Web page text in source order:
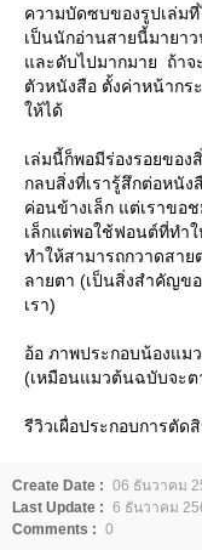
ความบัดซบของรูปเล่มที่
เป็นนักอ่านสายนี้มายา
ละดับไปมากมาย ถ้าจ
ตัวหนังสือ ตั้งค่าหน้ากร
ห้ได้
เล่มนี้ก็พอมีร่องรอยของ
กลบสิ่งที่เรารู้สึกต่อหนัง
ค่อนข้างเล็ก แต่เราขอ
เล็กแต่พอใช้ฟอนต์ที่ทำ
ทำให้สามารถกวาดสาย
ลายตา (เป็นสิ่งสำคัญข
เรา)
อ้อ ภาพประกอบน้องแม
(เหมือนแมวต้นฉบับจะต
รีวิวเผื่อประกอบการตัด
Create Date : 06 ธันวาคม
Last Update : 6 ธันวาคม
Comments : 0